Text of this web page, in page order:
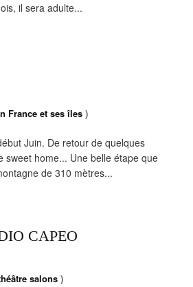
il sera adulte...
France et ses îles )
Juin. De retour de quelques
sweet home... Une belle étape que
de 310 mètres...
CAPEO
salons )